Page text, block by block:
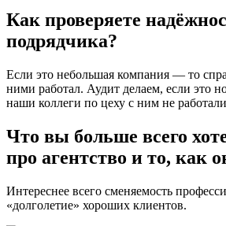
Как проверяете
подрядчика?
Если это небольшая компания — то
ними работал. Аудит делаем, если это
наши коллеги по цеху с ним не
Что вы больше всего
про агентство и то, как
Интереснее всего сменяемость
«долголетие» хороших клиентов.